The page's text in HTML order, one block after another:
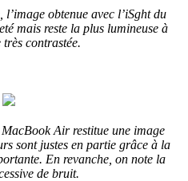
obtenue avec l’iSght du
mais reste la plus lumineuse à
très contrastée.
Air restitue une image
sont justes en partie grâce à la
En revanche, on note la
de bruit.